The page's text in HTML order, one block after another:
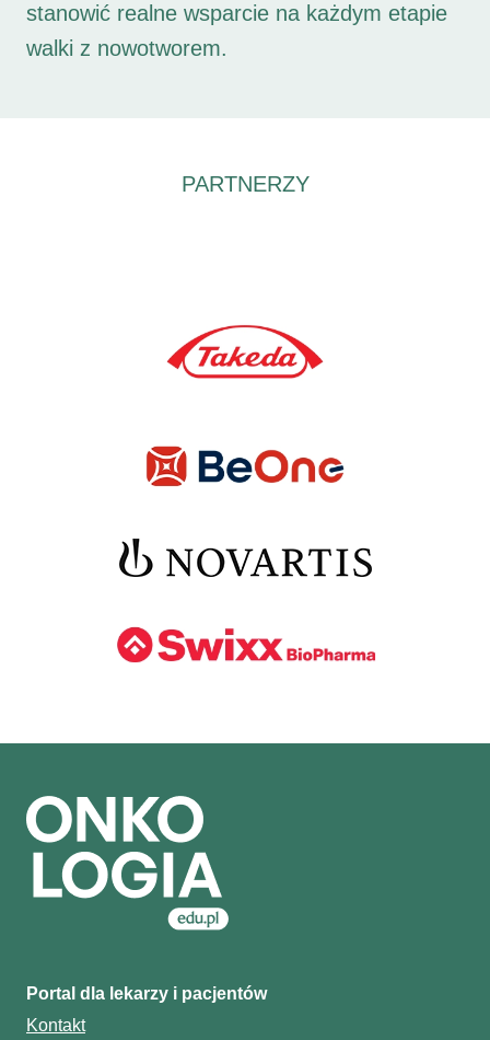
stanowić realne wsparcie na każdym etapie
walki z nowotworem.
PARTNERZY
Portal dla lekarzy i pacjentów
Kontakt